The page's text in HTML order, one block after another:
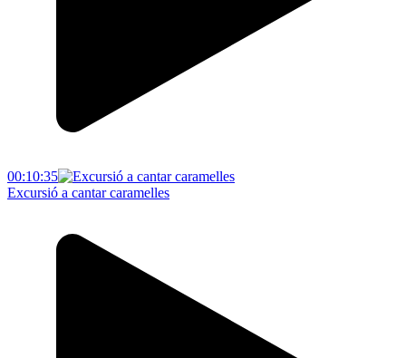
00:10:35
Excursió a cantar caramelles